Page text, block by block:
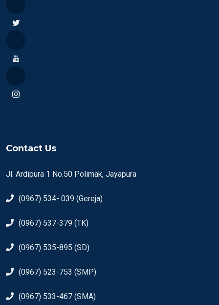
Contact Us
Jl. Ardipura 1 No.50 Polimak, Jayapura
(0967) 534- 039 (Gereja)
(0967) 537-379 (TK)
(0967) 535-895 (SD)
(0967) 523-753 (SMP)
(0967) 533-467 (SMA)